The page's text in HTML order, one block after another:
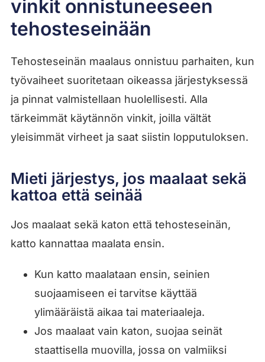
vinkit onnistuneeseen
tehosteseinään
Tehosteseinän maalaus onnistuu parhaiten, kun
työvaiheet suoritetaan oikeassa järjestyksessä
ja pinnat valmistellaan huolellisesti. Alla
tärkeimmät käytännön vinkit, joilla vältät
yleisimmät virheet ja saat siistin lopputuloksen.
Mieti järjestys, jos maalaat sekä
kattoa että seinää
Jos maalaat sekä katon että tehosteseinän,
katto kannattaa maalata ensin.
Kun katto maalataan ensin, seinien
suojaamiseen ei tarvitse käyttää
ylimääräistä aikaa tai materiaaleja.
Jos maalaat vain katon, suojaa seinät
staattisella muovilla, jossa on valmiiksi